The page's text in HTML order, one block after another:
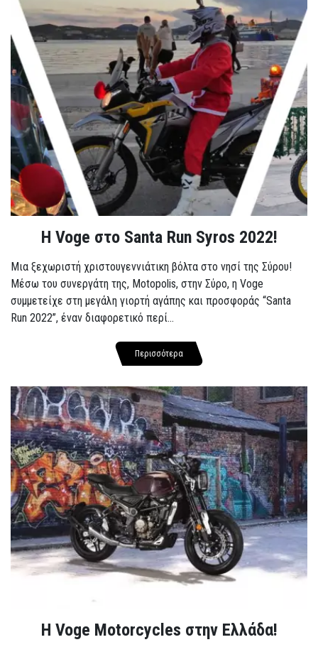
Η Voge στο Santa Run Syros 2022!
Μια ξεχωριστή χριστουγεννιάτικη βόλτα στο νησί της Σύρου!
Μέσω του συνεργάτη της, Motopolis, στην Σύρο, η Voge
συμμετείχε στη μεγάλη γιορτή αγάπης και προσφοράς “Santa
Run 2022”, έναν διαφορετικό περί...
Περισσότερα
H Voge Motorcycles στην Ελλάδα!